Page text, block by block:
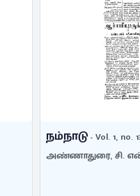
நம்நாடு- Vol. 4,
நெடுஞ்செழியன்,